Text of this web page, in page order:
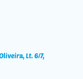
Lt. 6/7,